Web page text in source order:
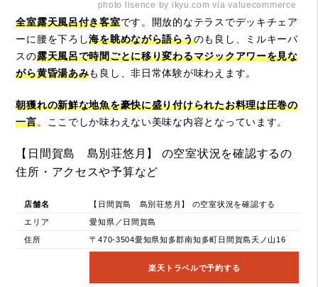
photo lisence by ikyu.com via valuecommerce
全室露天風呂付き客室です。開放的なテラスでデッキチェア
ーに腰を下ろし海を眺めながら語らうのも良し、ミルキーバ
スの露天風呂で時間ごとに移り変わるマジックアワーを見な
がら黄昏湯あみも良し、非日常体験が味わえます。
朝獲れの新鮮な地魚を豪快に盛り付けられたお料理は圧巻の
一言。ここでしか味わえない美味な内容となっています。
【日間賀島 島別荘悠月】 の空室状況を確認するの
住所・アクセスや予算など
店舗名 【日間賀島 島別荘悠月】 の空室状況を確認する
エリア 愛知県／日間賀島
住所 〒470-3504愛知県知多郡南知多町日間賀島天ノ山16
楽天トラベルで予約する